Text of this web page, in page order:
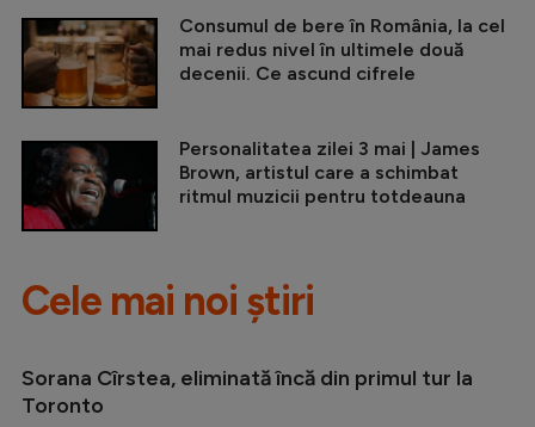
Consumul de bere în România, la cel
mai redus nivel în ultimele două
decenii. Ce ascund cifrele
Personalitatea zilei 3 mai | James
Brown, artistul care a schimbat
ritmul muzicii pentru totdeauna
Cele mai noi știri
Sorana Cîrstea, eliminată încă din primul tur la
Toronto